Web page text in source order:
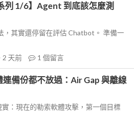
列 1/6】Agent 到底該怎麼測
，其實還停留在評估 Chatbot。 準備一
2 天前 1 個留言
備份都不放過：Air Gap 與離線
：現在的勒索軟體攻擊，第一個目標